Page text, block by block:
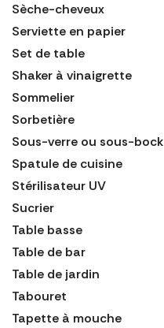
Sèche-cheveux
Serviette en papier
Set de table
Shaker à vinaigrette
Sommelier
Sorbetière
Sous-verre ou sous-bock
Spatule de cuisine
Stérilisateur UV
Sucrier
Table basse
Table de bar
Table de jardin
Tabouret
Tapette à mouche